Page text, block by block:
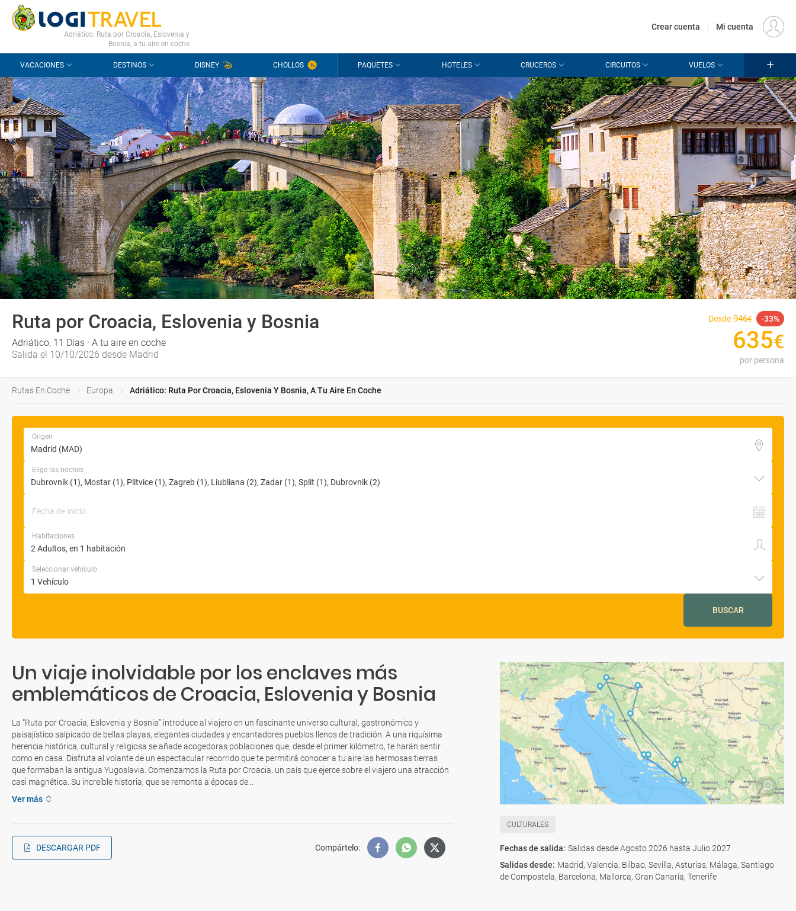
CONTACTO PREGUNTAS FRECUENTES
Adriático: Ruta por Croacia, Eslovenia y
Bosnia, a tu aire en coche
Crear cuenta | Mi cuenta
VACACIONES DESTINOS DISNEY CHOLLOS PAQUETES HOTELES CRUCEROS CIRCUITOS VUELOS
Ruta por Croacia, Eslovenia y Bosnia
Adriático, 11 Días · A tu aire en coche
Salida el 10/10/2026 desde Madrid
Desde 946€ 33
635€
por persona
Rutas En Coche Europa Adriático: Ruta Por Croacia, Eslovenia Y Bosnia, A Tu Aire En Coche
Origen
Elige las noches
Fecha de inicio
Habitaciones
Seleccionar vehículo
BUSCAR
Un viaje inolvidable por los enclaves más
emblemáticos de Croacia, Eslovenia y Bosnia
La “Ruta por Croacia, Eslovenia y Bosnia” introduce al viajero en un fascinante universo cultural, gastronómico y
paisajístico salpicado de bellas playas, elegantes ciudades y encantadores pueblos llenos de tradición. A una riquísima
herencia histórica, cultural y religiosa se añade acogedoras poblaciones que, desde el primer kilómetro, te harán sentir
como en casa. Disfruta al volante de un espectacular recorrido que te permitirá conocer a tu aire las hermosas tierras
que formaban la antigua Yugoslavia. Comenzamos la Ruta por Croacia, un país que ejerce sobre el viajero una atracción
casi magnética. Su increíble historia, que se remonta a épocas de...
Ver más
DESCARGAR PDF Compártelo:
CULTURALES
Fechas de salida: Salidas desde Agosto 2026 hasta Julio 2027
Salidas desde: Madrid, Valencia, Bilbao, Sevilla, Asturias, Málaga, Santiago
de Compostela, Barcelona, Mallorca, Gran Canaria, Tenerife